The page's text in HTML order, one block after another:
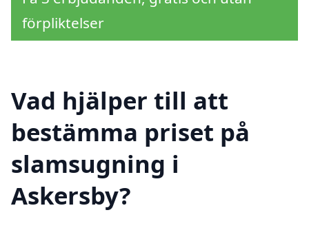
förpliktelser
Vad hjälper till att
bestämma priset på
slamsugning i
Askersby?